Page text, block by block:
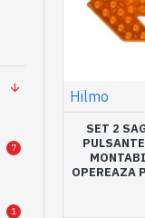
7
1
Hilmo
SET 2
OPEREAZA